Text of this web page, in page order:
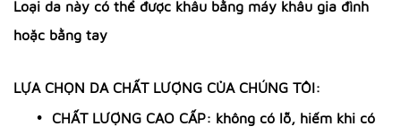
Loại da này có thể được khâu bằng máy khâu gia đình
hoặc bằng tay
LỰA CHỌN DA CHẤT LƯỢNG CỦA CHÚNG TÔI:
CHẤT LƯỢNG CAO CẤP: không có lỗ, hiếm khi có